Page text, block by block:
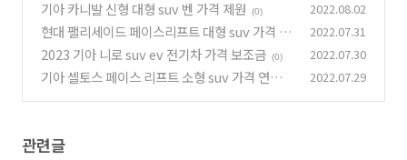
기아 카니발 신형 대형 suv 벤 가격 제원 (0) 2022.08.02
현대 팰리세이드 페이스리프트 대형 suv 가격 제
원 (0)
2022.07.31
2023 기아 니로 suv ev 전기차 가격 보조금 (0) 2022.07.30
기아 셀토스 페이스 리프트 소형 suv 가격 연비 2022.07.29
관련글